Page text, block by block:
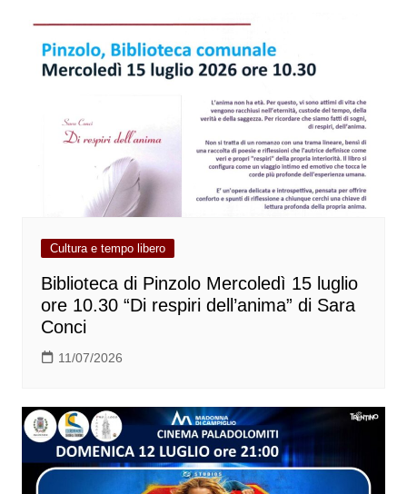
Cultura e tempo libero
Biblioteca di Pinzolo Mercoledì 15 luglio
ore 10.30 “Di respiri dell’anima” di Sara
Conci
11/07/2026